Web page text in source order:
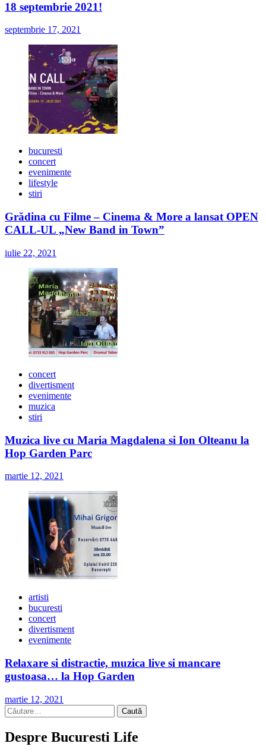
18 septembrie 2021!
septembrie 17, 2021
bucuresti
concert
evenimente
lifestyle
stiri
Grădina cu Filme – Cinema & More a lansat OPEN
CALL-UL „New Band in Town”
iulie 22, 2021
concert
divertisment
evenimente
muzica
stiri
Muzica live cu Maria Magdalena si Ion Olteanu la
Hop Garden Parc
martie 12, 2021
artisti
bucuresti
concert
divertisment
evenimente
Relaxare si distractie, muzica live si mancare
gustoasa… la Hop Garden
martie 12, 2021
Caută
după:
Despre Bucuresti Life